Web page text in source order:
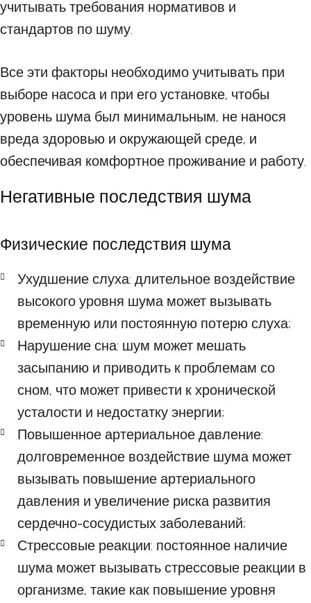
учитывать требования нормативов и
стандартов по шуму.
Все эти факторы необходимо учитывать при
выборе насоса и при его установке, чтобы
уровень шума был минимальным, не нанося
вреда здоровью и окружающей среде, и
обеспечивая комфортное проживание и работу.
Негативные последствия шума
Физические последствия шума
Ухудшение слуха: длительное воздействие
высокого уровня шума может вызывать
временную или постоянную потерю слуха;
Нарушение сна: шум может мешать
засыпанию и приводить к проблемам со
сном, что может привести к хронической
усталости и недостатку энергии;
Повышенное артериальное давление:
долговременное воздействие шума может
вызывать повышение артериального
давления и увеличение риска развития
сердечно-сосудистых заболеваний;
Стрессовые реакции: постоянное наличие
шума может вызывать стрессовые реакции в
организме, такие как повышение уровня